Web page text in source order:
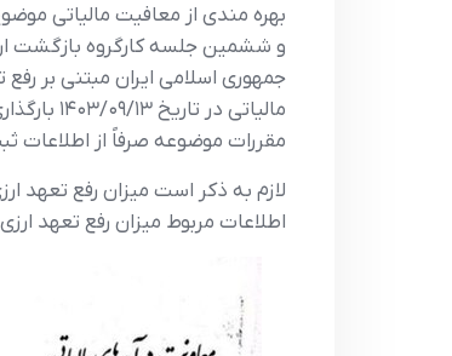
مقررات موضوعه صرفاً از اطلاعات
اطلاعات مربوط میزان رفع تعهد